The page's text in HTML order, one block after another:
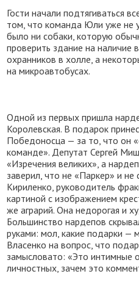
Гости начали подтягиваться
том, что команда Юли уже не
было ни собаки, которую
проверить здание на наличие
охранников в холле, а
на микроавтобусах.
Одной из первых пришла
Королевская. В подарок
Победоносца — за то, что он
команде». Депутат Сергей
«Изречения великих», а
заверил, что не «Паркер» и
Кириленко, руководитель
картиной с изображением
же аграрий. Она недорогая и
Большинство нардепов
руками: мол, какие подарки —
Власенко на вопрос, что
замысловато: «Это интимные
личностных, зачем это